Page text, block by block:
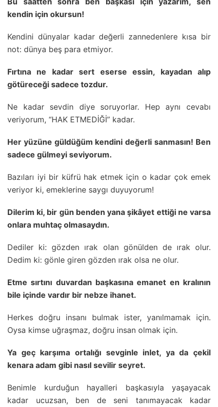
kendin için okursun!
Kendini dünyalar kadar değerli zannedenlere kısa bir
not: dünya beş para etmiyor.
Fırtına ne kadar sert eserse essin, kayadan alıp
götüreceği sadece tozdur.
Ne kadar sevdin diye soruyorlar. Hep aynı cevabı
veriyorum, “HAK ETMEDİĞİ” kadar.
Her yüzüne güldüğüm kendini değerli sanmasın! Ben
sadece gülmeyi seviyorum.
Bazıları iyi bir küfrü hak etmek için o kadar çok emek
veriyor ki, emeklerine saygı duyuyorum!
Dilerim ki, bir gün benden yana şikâyet ettiği ne varsa
onlara muhtaç olmasaydın.
Dediler ki: gözden ırak olan gönülden de ırak olur.
Dedim ki: gönle giren gözden ırak olsa ne olur.
Etme sırtını duvardan başkasına emanet en kralının
bile içinde vardır bir nebze ihanet.
Herkes doğru insanı bulmak ister, yanılmamak için.
Oysa kimse uğraşmaz, doğru insan olmak için.
Ya geç karşıma ortalığı sevginle inlet, ya da çekil
kenara adam gibi nasıl sevilir seyret.
Benimle kurduğun hayalleri başkasıyla yaşayacak
kadar ucuzsan, ben de seni tanımayacak kadar